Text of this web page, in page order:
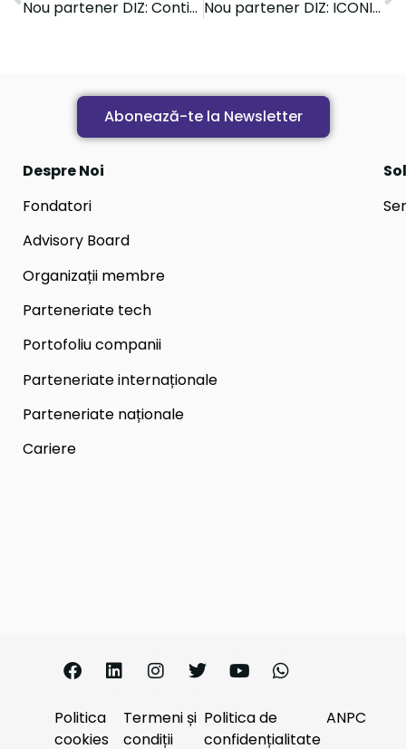
Nou partener DIZ: Continental
Nou partener DIZ: ICONIC Cluster
Abonează-te la Newsletter
Despre Noi
Fondatori
Advisory Board
Organizații membre
Parteneriate tech
Portofoliu companii
Parteneriate internaționale
Parteneriate naționale
Cariere
Politica
cookies
Termeni și
condiții
Politica de
confidențialitate
ANPC